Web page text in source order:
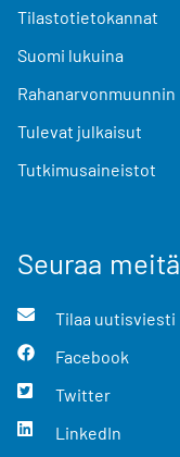
Tilastotietokannat
Suomi lukuina
Rahanarvonmuunnin
Tulevat julkaisut
Tutkimusaineistot
Seuraa meitä
Tilaa uutisviesti
Facebook
Twitter
LinkedIn